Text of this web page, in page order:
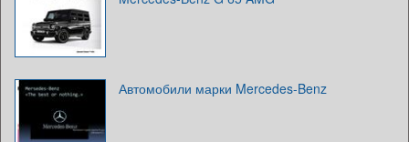
Автомобили марки Mercedes-Benz